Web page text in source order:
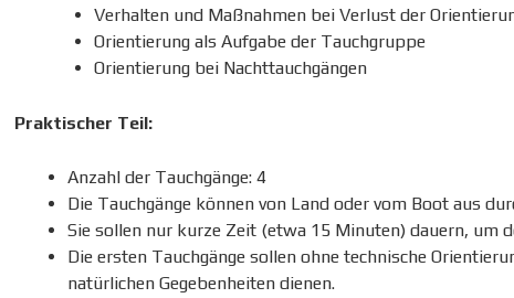
Verhalten und Maßnahmen bei Verlust der
Orientierung als Aufgabe der Tauchgruppe
Orientierung bei Nachttauchgängen
Praktischer Teil:
Anzahl der Tauchgänge: 4
Die Tauchgänge können von Land oder vom Boot aus
Sie sollen nur kurze Zeit (etwa 15 Minuten) dauern, um
Die ersten Tauchgänge sollen ohne technische
natürlichen Gegebenheiten dienen.